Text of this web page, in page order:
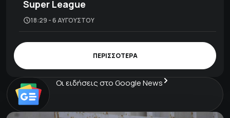
Super League
18:29 - 6 ΑΥΓΟΎΣΤΟΥ
ΠΕΡΙΣΣΟΤΕΡΑ
Οι ειδήσεις στο Google News